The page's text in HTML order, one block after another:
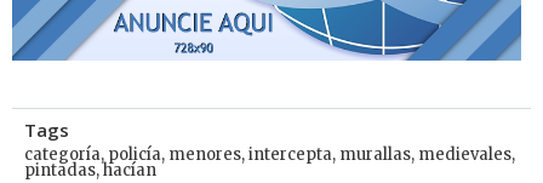
Tags
categoría, policía, menores,intercepta, murallas, medievales,
pintadas,hacían